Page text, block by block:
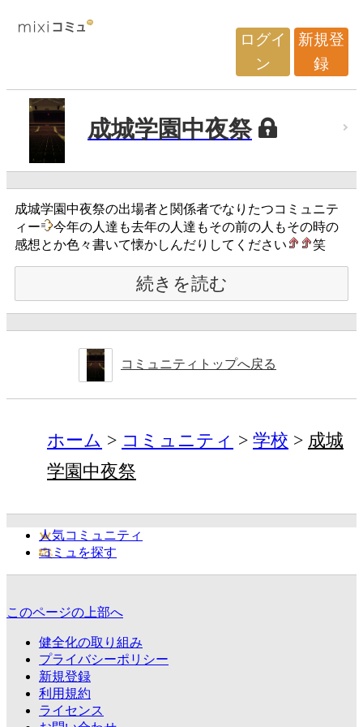
ログイ
ン
新規登
録
成城学園中夜祭
成城学園中夜祭の出場者と関係者でなりたつコミュニテ
ィー
今年の人達も去年の人達もその前の人もその時の
感想とか色々書いて懐かしんだりしてください
笑
続きを読む
コミュニティトップへ戻る
ホーム コミュニティ 学校
成城
学園中夜祭
人気コミュニティ
コミュを探す
このページの上部へ
健全化の取り組み
プライバシーポリシー
新規登録
利用規約
ライセンス